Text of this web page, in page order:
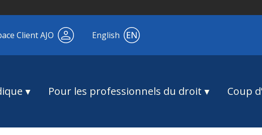
Client AJO English
Pour les professionnels du droit Coup